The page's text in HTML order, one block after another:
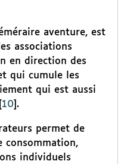
aventure, est
associations
en direction des
qui cumule les
qui est aussi
10 .
permet de
consommation,
individuels